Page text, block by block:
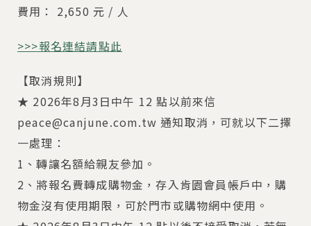
費用： 2,650 元 / 人
>>>報名連結請點此
【取消規則】
★ 2026年8月3日中午 12 點以前來信
peace@canjune.com.tw 通知取消，可就以下二擇
一處理：
1、轉讓名額給親友參加。
2、將報名費轉成購物金，存入肯園會員帳戶中，購
物金沒有使用期限，可於門市或購物網中使用。